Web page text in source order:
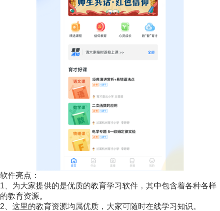
软件亮点：
1、为大家提供的是优质的教育学习软件，其中包含着各种各样
的教育资源。
2、这里的教育资源均属优质，大家可随时在线学习知识。